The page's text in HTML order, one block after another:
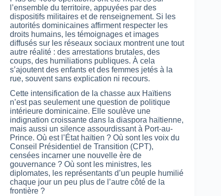
l’ensemble du territoire, appuyées par des
dispositifs militaires et de renseignement. Si les
autorités dominicaines affirment respecter les
droits humains, les témoignages et images
diffusés sur les réseaux sociaux montrent une tout
autre réalité : des arrestations brutales, des
coups, des humiliations publiques. À cela
s’ajoutent des enfants et des femmes jetés à la
rue, souvent sans explication ni recours.
Cette intensification de la chasse aux Haïtiens
n’est pas seulement une question de politique
intérieure dominicaine. Elle soulève une
indignation croissante dans la diaspora haïtienne,
mais aussi un silence assourdissant à Port-au-
Prince. Où est l’État haïtien ? Où sont les voix du
Conseil Présidentiel de Transition (CPT),
censées incarner une nouvelle ère de
gouvernance ? Où sont les ministres, les
diplomates, les représentants d’un peuple humilié
chaque jour un peu plus de l’autre côté de la
frontière ?